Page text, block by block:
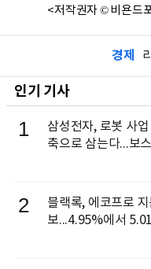
<저작권자 © 비욘드
경제
인기 기사
1
삼성전자, 로봇 사
축으로 삼는다...보
2
블랙록, 에코프로
보...4.95%에서